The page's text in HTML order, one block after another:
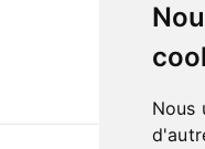
Nous
10h à